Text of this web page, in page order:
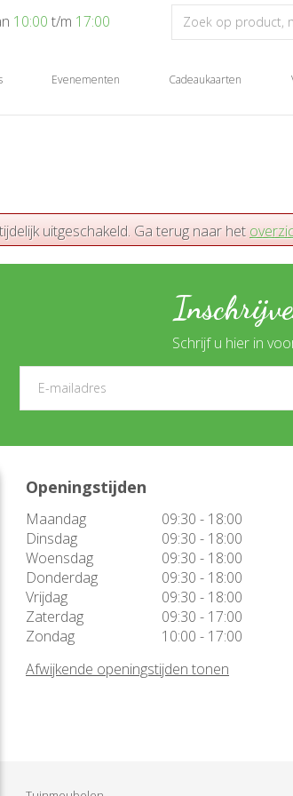
10:00 t/m 17:00
Evenementen Cadeaukaarten
uitgeschakeld. Ga terug naar het
Schrijf u hier in
Openingstijden
Maandag
09:30 - 18:00
Dinsdag
09:30 - 18:00
Woensdag
09:30 - 18:00
Donderdag
09:30 - 18:00
Vrijdag
09:30 - 18:00
Zaterdag
09:30 - 17:00
Zondag
10:00 - 17:00
Afwijkende openingstijden tonen